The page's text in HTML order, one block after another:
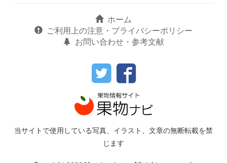
ホーム
ご利用上の注意・プライバシーポリシー
お問い合わせ・参考文献
当サイトで使用している写真、イラスト、文章の無断転載を禁
じます